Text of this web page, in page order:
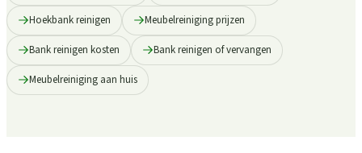
Hoekbank reinigen Meubelreiniging prijzen
Bank reinigen kosten Bank reinigen of vervangen
Meubelreiniging aan huis